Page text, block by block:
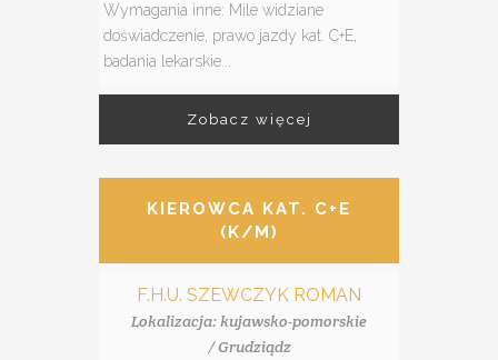
Wymagania inne: Mile widziane
doświadczenie, prawo jazdy kat. C+E,
badania lekarskie...
Zobacz więcej
KIEROWCA KAT. C+E
(K/M)
F.H.U. SZEWCZYK ROMAN
Lokalizacja: kujawsko-pomorskie
/ Grudziądz